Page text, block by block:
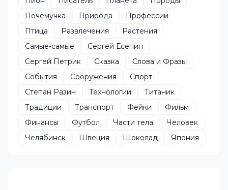
Почемучка
Природа
Профессии
Птица
Развлечения
Растения
Самые-самые
Сергей Есенин
Сергей Петрик
Сказка
Слова и Фразы
События
Сооружения
Спорт
Степан Разин
Технологии
Титаник
Традиции
Транспорт Фейки
Фильм
Финансы
Футбол Части тела
Человек
Челябинск
Швеция Шоколад Япония